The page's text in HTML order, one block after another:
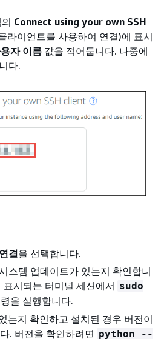
Connect using your own SSH
라이언트를 사용하여 연결)에 표시
자 이름 값을 적어둡니다. 나중에
다.
결을 선택합니다.
스템 업데이트가 있는지 확인합니
표시되는 터미널 세션에서 sudo
을 실행합니다.
는지 확인하고 설치된 경우 버전이
. 버전을 확인하려면 python --